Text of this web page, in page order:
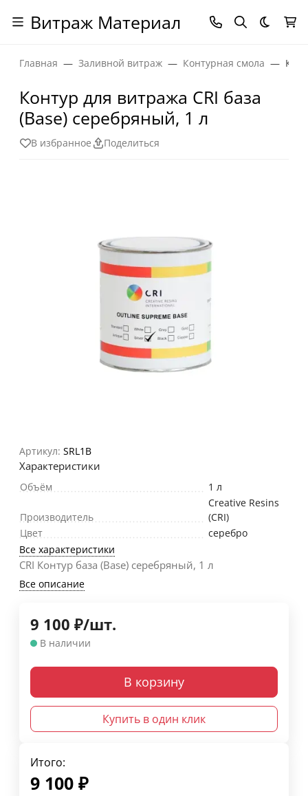
Витраж Материал Темная
Главная Заливной витраж Контурная смола
Контур для витража CRI база
(Base) серебряный, 1 л
В избранное Поделиться
Артикул: SRL1B
Характеристики
Объём 1 л
Производитель
Creative Resins
(CRI)
Цвет
серебро
Все характеристики
CRI Контур база (Base) серебряный, 1 л
Все описание
9 100 ₽/шт.
В наличии
В корзину
Купить в один клик
Итого:
9 100 ₽